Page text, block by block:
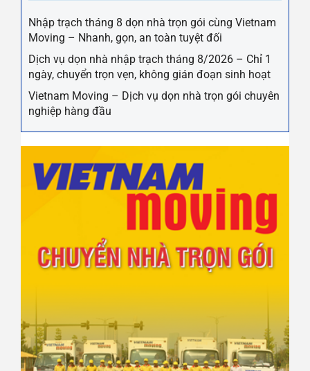
Nhập trạch tháng 8 dọn nhà trọn gói cùng Vietnam
Moving – Nhanh, gọn, an toàn tuyệt đối
Dịch vụ dọn nhà nhập trạch tháng 8/2026 – Chỉ 1
ngày, chuyển trọn vẹn, không gián đoạn sinh hoạt
Vietnam Moving – Dịch vụ dọn nhà trọn gói chuyên
nghiệp hàng đầu